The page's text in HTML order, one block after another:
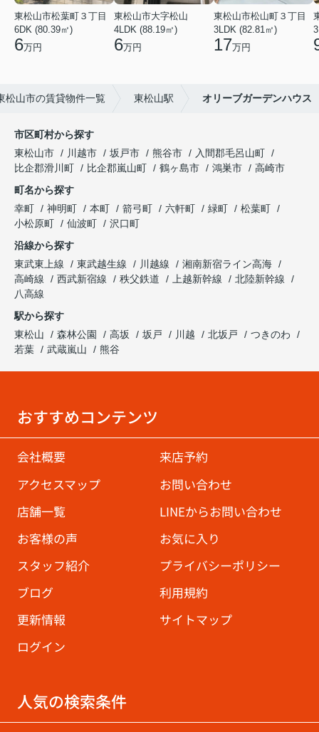
東松山市松葉町３丁目
6DK (80.39㎡)
6万円
東松山市大字松山
4LDK (88.19㎡)
6万円
東松山市松山町３丁目
3LDK (82.81㎡)
17万円
松山市の賃貸物件一覧 東松山駅 オリーブガーデンハウス
市区町村から探す
東松山市
川越市 坂戸市 熊谷市
入間郡毛呂山町
比企郡滑川町
比企郡嵐山町 鶴ヶ島市 鴻巣市
高崎市
町名から探す
幸町
神明町 本町 箭弓町 六軒町 緑町
松葉町
小松原町
仙波町
沢口町
沿線から探す
東武東上線
東武越生線 川越線
湘南新宿ライン高海
高崎線
西武新宿線 秩父鉄道 上越新幹線
北陸新幹線
八高線
駅から探す
東松山
森林公園 高坂 坂戸 川越 北坂戸
つきのわ
若葉
武蔵嵐山 熊谷
おすすめコンテンツ
会社概要
来店予約
アクセスマップ
お問い合わせ
店舗一覧
LINEからお問い合わせ
お客様の声
お気に入り
スタッフ紹介
プライバシーポリシー
ブログ
利用規約
更新情報
サイトマップ
ログイン
人気の検索条件